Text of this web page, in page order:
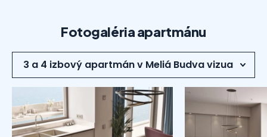
Fotogaléria apartmánu